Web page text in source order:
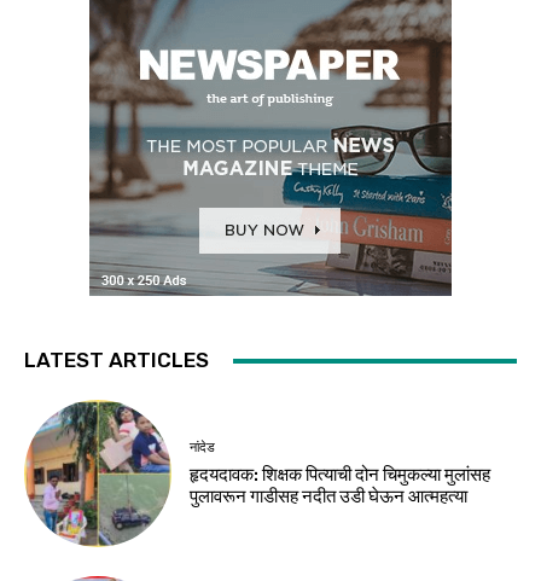
LATEST ARTICLES
नांदेड
हृदयदावक: शिक्षक पित्याची दोन चिमुकल्या मुलांसह
पुलावरून गाडीसह नदीत उडी घेऊन आत्महत्या